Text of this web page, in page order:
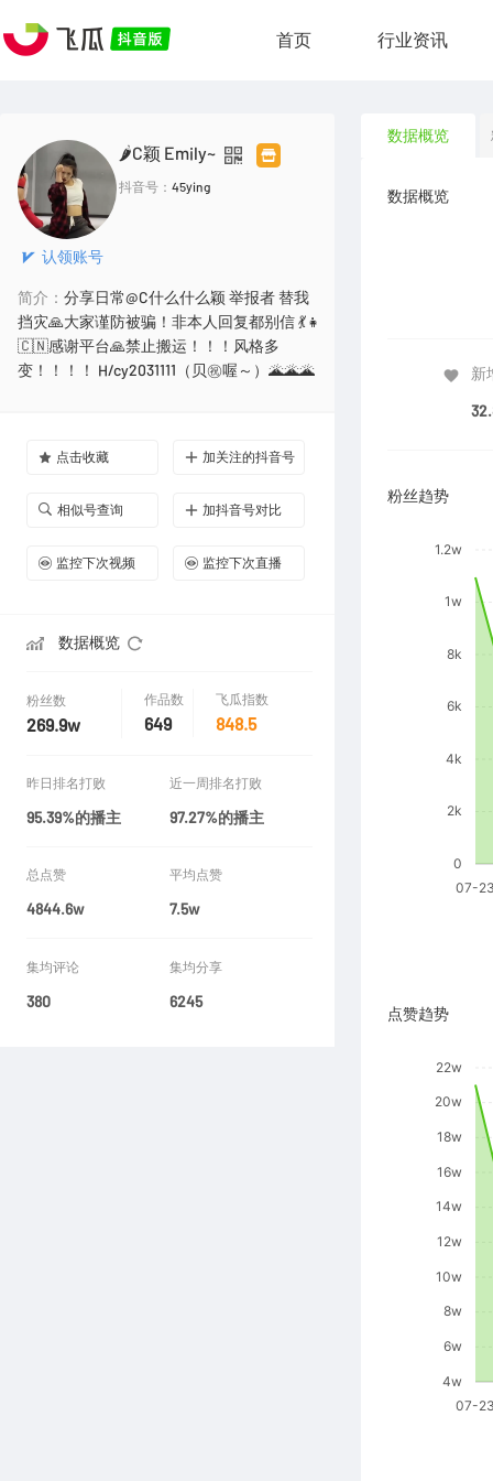
首页 行业资讯
认领账号
🌶️C颖 Emily~
抖音号： 45ying
简介： 分享日常@C什么什么颖 举报者 替我
挡灾🙏大家谨防被骗！非本人回复都别信 💃👧
🇨🇳感谢平台🙏禁止搬运！！！风格多
变！！！！ H/cy2031111（贝㊗️喔～）🌋🌋🌋
点击收藏 加关注的抖音号
相似号查询 加抖音号对比
监控下次视频 监控下次直播
数据概览
粉丝数
269.9w
作品数
649
飞瓜指数
848.5
昨日排名打败
95.39%的播主
近一周排名打败
97.27%的播主
总点赞
4844.6w
平均点赞
7.5w
集均评论
380
集均分享
6245
数据概览
数据概览
新
粉丝趋势
点赞趋势